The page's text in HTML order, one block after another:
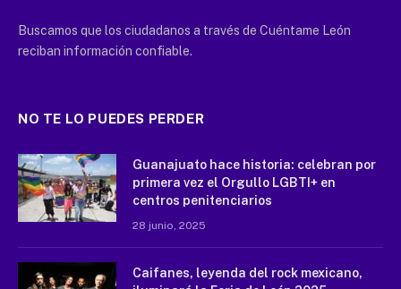
Buscamos que los ciudadanos a través de Cuéntame León
reciban información confiable.
NO TE LO PUEDES PERDER
Guanajuato hace historia: celebran por
primera vez el Orgullo LGBTI+ en
centros penitenciarios
28 junio, 2025
Caifanes, leyenda del rock mexicano,